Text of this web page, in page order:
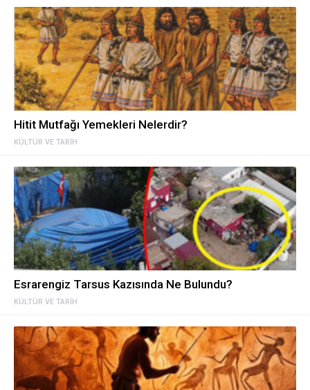
KÜLTÜR VE TARIH
Hitit Mutfağı Yemekleri Nelerdir?
KÜLTÜR VE TARIH
Esrarengiz Tarsus Kazısında Ne Bulundu?